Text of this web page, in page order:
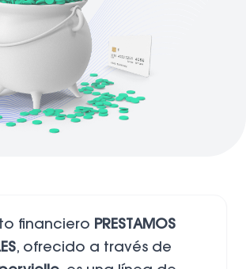
financiero PRESTAMOS
, ofrecido a través de